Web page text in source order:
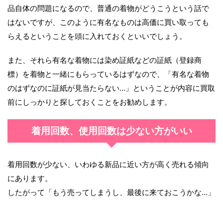
品自体の問題になるので、普通の着物がどうこうという話で
はないですが、このように有名なものは高価に買い取っても
らえるということを頭に入れておくといいでしょう。
また、それら有名な着物には染め証紙などの証紙（登録商
標）を着物と一緒にもらっているはずなので、「有名な着物
のはずなのに証紙が見当たらない…」ということが内容に買取
前にしっかりと探しておくことをお勧めします。
着用回数、使用回数は少ない方がいい
着用回数が少ない、いわゆる新品に近い方が高く売れる傾向
にあります。
したがって「もう売ってしまうし、最後に来ておこうかな…」